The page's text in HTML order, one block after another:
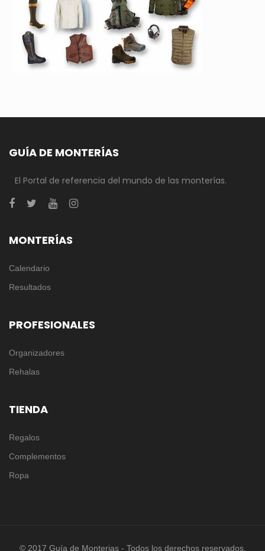
GUÍA DE MONTERÍAS
El Portal de referencia del mundo de las monterías.
MONTERÍAS
Calendario
Resultados
PROFESIONALES
Organizadores
Rehalas
TIENDA
Regalos
Complementos
Ropa
© 2017 Guía de Monterias - Todos los derechos reservados.